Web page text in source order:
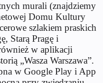
murali (znajdziemy
Domu Kultury
szlakiem praskich
Starą Pragę i
w aplikacji
„Wasza Warszawa”.
w Google Play i App